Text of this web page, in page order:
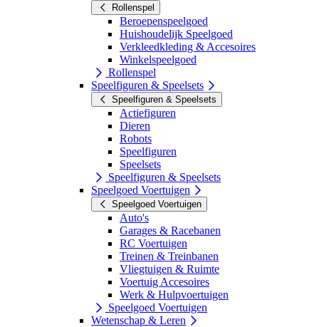
Rollenspel
Beroepenspeelgoed
Huishoudelijk Speelgoed
Verkleedkleding & Accesoires
Winkelspeelgoed
Rollenspel
Speelfiguren & Speelsets
Speelfiguren & Speelsets
Actiefiguren
Dieren
Robots
Speelfiguren
Speelsets
Speelfiguren & Speelsets
Speelgoed Voertuigen
Speelgoed Voertuigen
Auto's
Garages & Racebanen
RC Voertuigen
Treinen & Treinbanen
Vliegtuigen & Ruimte
Voertuig Accesoires
Werk & Hulpvoertuigen
Speelgoed Voertuigen
Wetenschap & Leren